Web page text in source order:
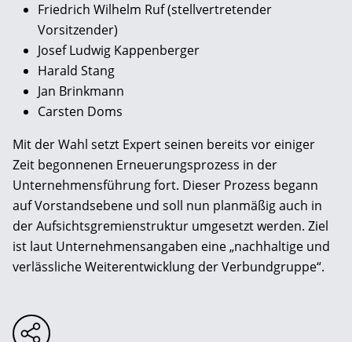
Friedrich Wilhelm Ruf (stellvertretender
Vorsitzender)
Josef Ludwig Kappenberger
Harald Stang
Jan Brinkmann
Carsten Doms
Mit der Wahl setzt Expert seinen bereits vor einiger
Zeit begonnenen Erneuerungsprozess in der
Unternehmensführung fort. Dieser Prozess begann
auf Vorstandsebene und soll nun planmäßig auch in
der Aufsichtsgremienstruktur umgesetzt werden. Ziel
ist laut Unternehmensangaben eine „nachhaltige und
verlässliche Weiterentwicklung der Verbundgruppe“.